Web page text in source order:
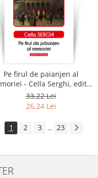
Pe firul de paianjen al
- Cella Serghi, editia
2020
33,22 Lei
26,24 Lei
1 2 3 ... 23